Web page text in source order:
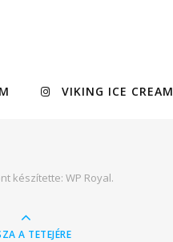
VIKING ICE CREAM
készítette: WP Royal.
A TETEJÉRE